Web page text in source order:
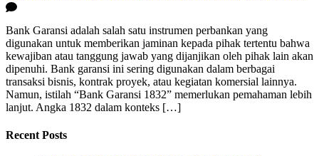
Bank Garansi adalah salah satu instrumen perbankan yang
digunakan untuk memberikan jaminan kepada pihak tertentu bahwa
kewajiban atau tanggung jawab yang dijanjikan oleh pihak lain akan
dipenuhi. Bank garansi ini sering digunakan dalam berbagai
transaksi bisnis, kontrak proyek, atau kegiatan komersial lainnya.
Namun, istilah “Bank Garansi 1832” memerlukan pemahaman lebih
lanjut. Angka 1832 dalam konteks […]
Recent Posts